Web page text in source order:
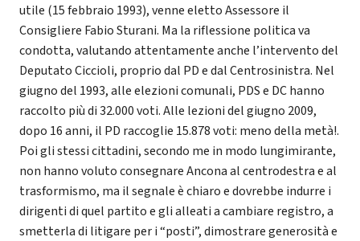
utile (15 febbraio 1993), venne eletto Assessore il
Consigliere Fabio Sturani. Ma la riflessione politica va
condotta, valutando attentamente anche l’intervento del
Deputato Ciccioli, proprio dal PD e dal Centrosinistra. Nel
giugno del 1993, alle elezioni comunali, PDS e DC hanno
raccolto più di 32.000 voti. Alle lezioni del giugno 2009,
dopo 16 anni, il PD raccoglie 15.878 voti: meno della metà!.
Poi gli stessi cittadini, secondo me in modo lungimirante,
non hanno voluto consegnare Ancona al centrodestra e al
trasformismo, ma il segnale è chiaro e dovrebbe indurre i
dirigenti di quel partito e gli alleati a cambiare registro, a
smetterla di litigare per i “posti”, dimostrare generosità e